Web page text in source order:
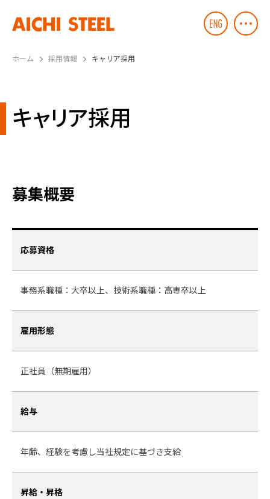
ホーム 採用情報 キャリア採用
キャリア採用
募集概要
応募資格
事務系職種：大卒以上、技術系職種：高専卒以上
雇用形態
正社員（無期雇用）
給与
年齢、経験を考慮し当社規定に基づき支給
昇給・昇格